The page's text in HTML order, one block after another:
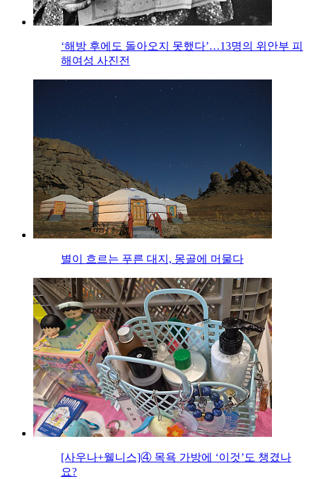
‘해방 후에도 돌아오지 못했다’…13명의 위안부 피
해여성 사진전
별이 흐르는 푸른 대지, 몽골에 머물다
[사우나+웰니스]④ 목욕 가방에 ‘이것’도 챙겼나
요?